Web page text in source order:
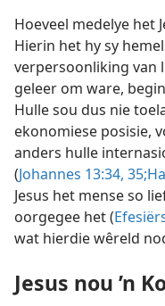
Hoeveel medelye het
Hierin het hy sy
verpersoonliking van
geleer om ware,
Hulle sou dus nie
ekonomiese posisie,
anders hulle
(Johannes 13:34, 35;
Jesus het mense so
oorgegee het (
wat hierdie wêreld
Jesus nou ’n